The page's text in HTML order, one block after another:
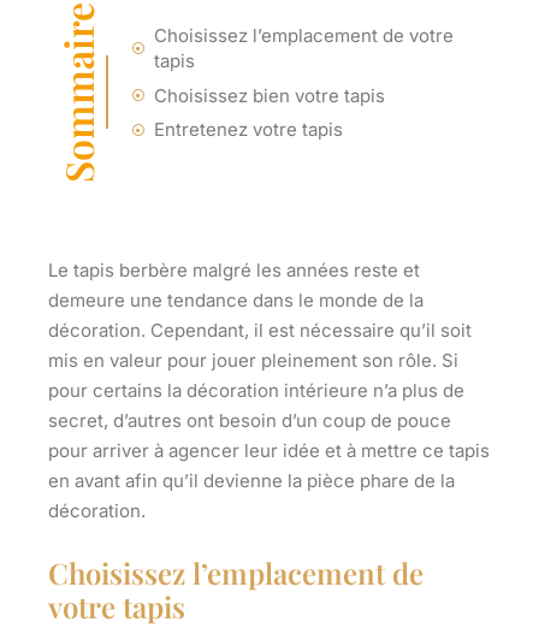
Sommaire
Choisissez l’emplacement de votre
tapis
Choisissez bien votre tapis
Entretenez votre tapis
Le tapis berbère malgré les années reste et
demeure une tendance dans le monde de la
décoration. Cependant, il est nécessaire qu’il soit
mis en valeur pour jouer pleinement son rôle. Si
pour certains la décoration intérieure n’a plus de
secret, d’autres ont besoin d’un coup de pouce
pour arriver à agencer leur idée et à mettre ce tapis
en avant afin qu’il devienne la pièce phare de la
décoration.
Choisissez l’emplacement de
votre tapis